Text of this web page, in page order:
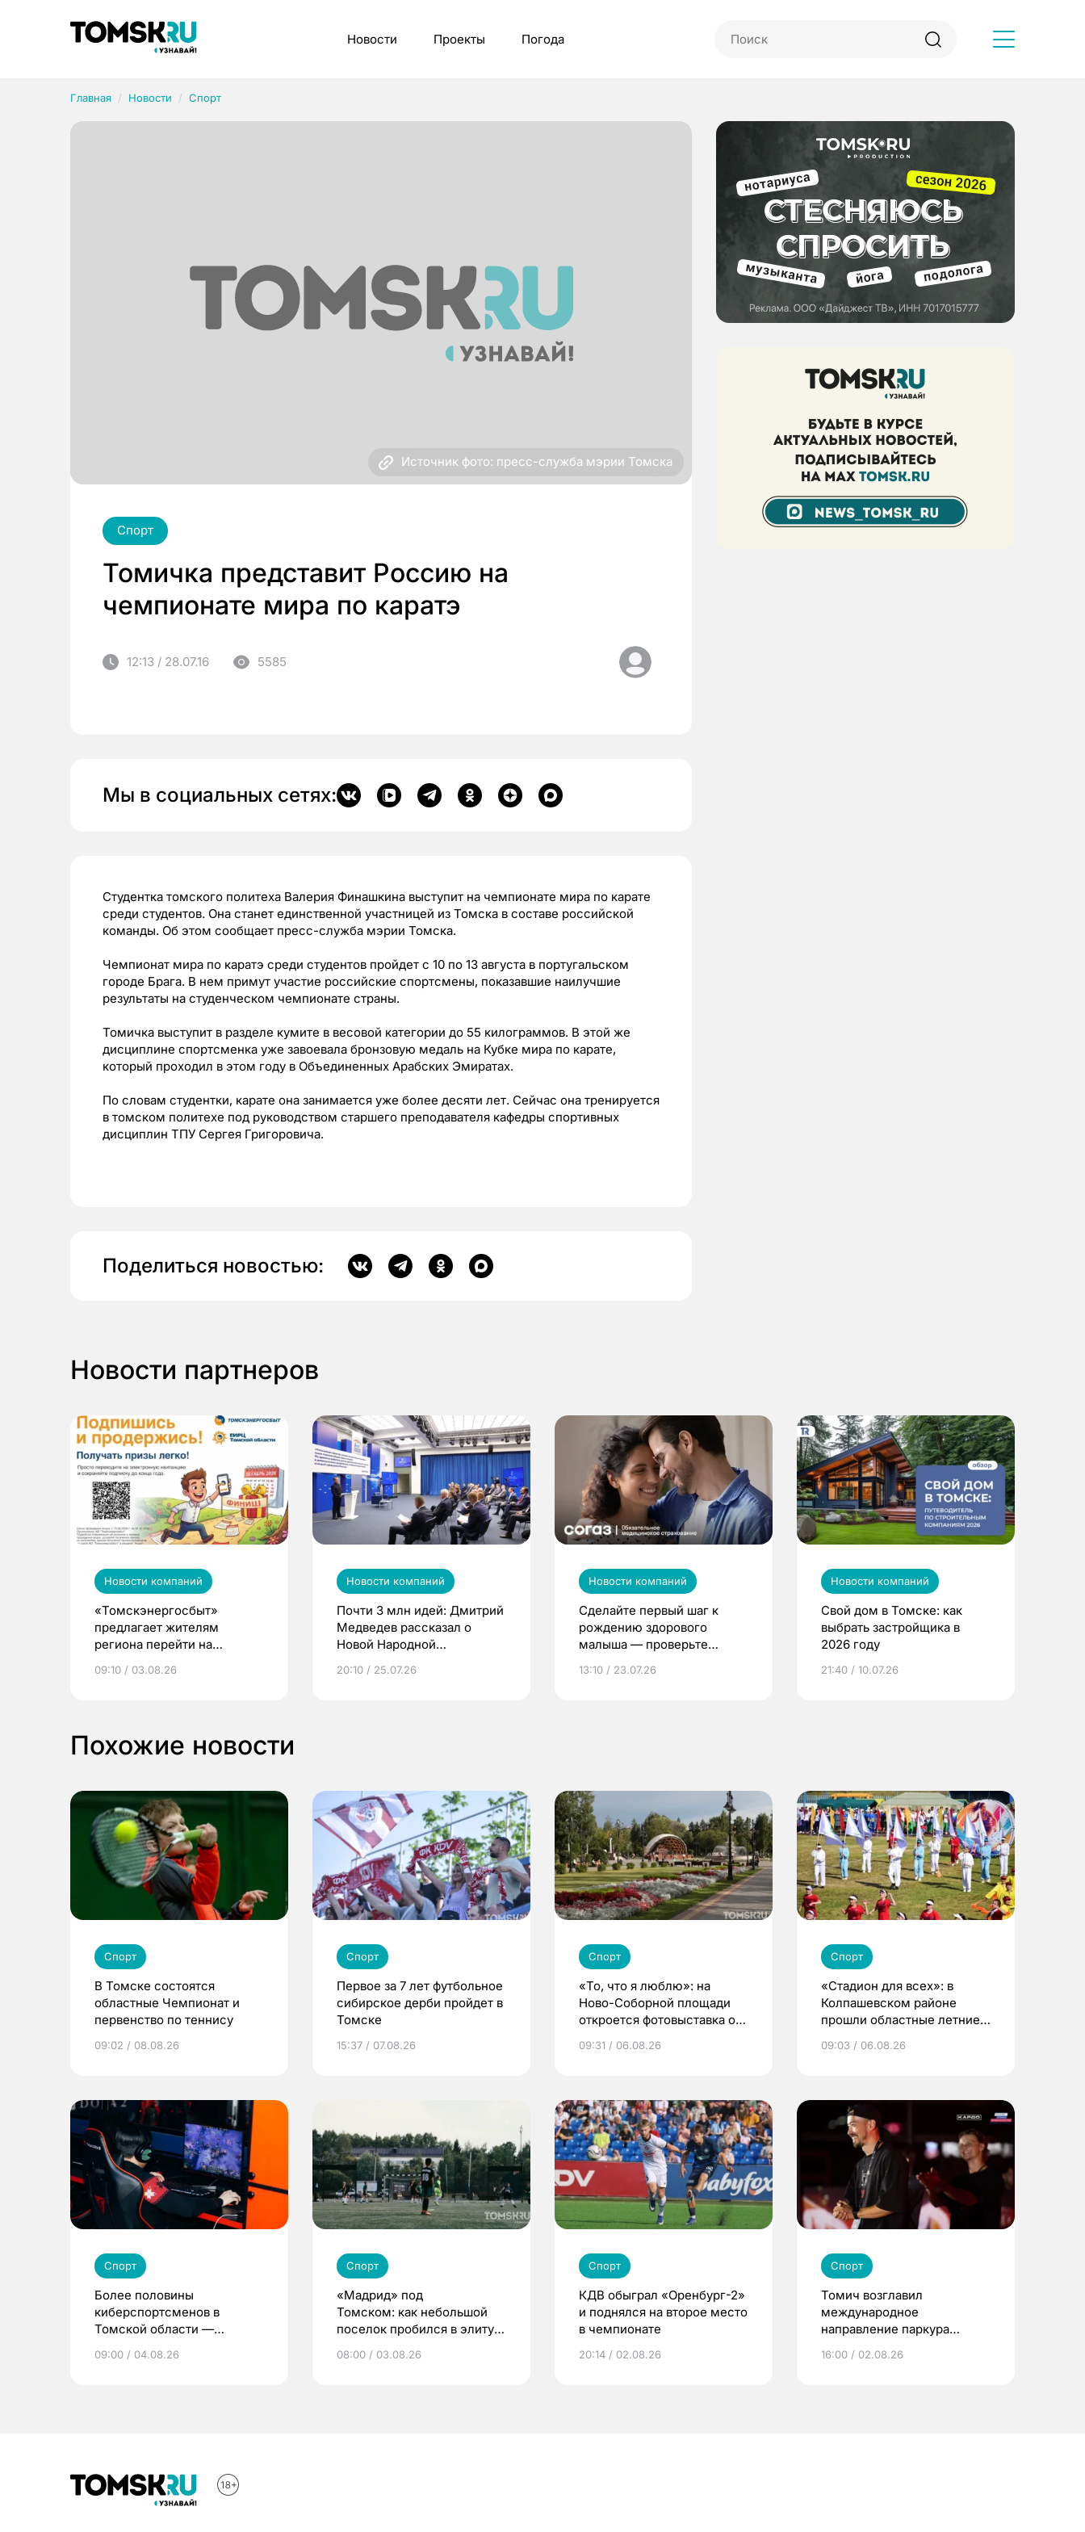
Новости Проекты Погода
Главная Новости Спорт
Источник фото: пресс-служба мэрии Томска
Спорт
Томичка представит Россию на
чемпионате мира по каратэ
12:13 / 28.07.16 5585
Мы в социальных сетях:
Студентка томского политеха Валерия Финашкина выступит на чемпионате мира по карате
среди студентов. Она станет единственной участницей из Томска в составе российской
команды. Об этом сообщает пресс-служба мэрии Томска.
Чемпионат мира по каратэ среди студентов пройдет с 10 по 13 августа в португальском
городе Брага. В нем примут участие российские спортсмены, показавшие наилучшие
результаты на студенческом чемпионате страны.
Томичка выступит в разделе кумите в весовой категории до 55 килограммов. В этой же
дисциплине спортсменка уже завоевала бронзовую медаль на Кубке мира по карате,
который проходил в этом году в Объединенных Арабских Эмиратах.
По словам студентки, карате она занимается уже более десяти лет. Сейчас она тренируется
в томском политехе под руководством старшего преподавателя кафедры спортивных
дисциплин ТПУ Сергея Григоровича.
Поделиться новостью:
Новости партнеров
Новости компаний
«Томскэнергосбыт»
предлагает жителям
региона перейти на
выиграть призы
09:10 / 03.08.26
Новости компаний
Почти 3 млн идей: Дмитрий
Медведев рассказал о
Новой Народной
20:10 / 25.07.26
Новости компаний
Сделайте первый шаг к
рождению здорового
малыша — проверьте
по ОМС!
13:10 / 23.07.26
Новости компаний
Свой дом в Томске: как
выбрать застройщика в
2026 году
21:40 / 10.07.26
Похожие новости
Спорт
В Томске состоятся
областные Чемпионат и
первенство по теннису
09:02 / 08.08.26
Спорт
Первое за 7 лет футбольное
сибирское дерби пройдет в
Томске
15:37 / 07.08.26
Спорт
«То, что я люблю»: на
Ново-Соборной площади
откроется фотовыставка о
09:31 / 06.08.26
Спорт
«Стадион для всех»: в
Колпашевском районе
прошли областные летние
09:03 / 06.08.26
Спорт
Более половины
киберспортсменов в
Томской области —
09:00 / 04.08.26
Спорт
«Мадрид» под
Томском: как небольшой
поселок пробился в элиту
08:00 / 03.08.26
Спорт
КДВ обыграл «Оренбург-2»
и поднялся на второе место
в чемпионате
20:14 / 02.08.26
Спорт
Томич возглавил
международное
направление паркура
16:00 / 02.08.26
Рубрики